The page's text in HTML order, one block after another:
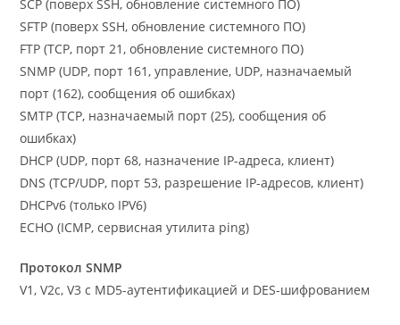
SCP (поверх SSH, обновление системного ПО)
SFTP (поверх SSH, обновление системного ПО)
FTP (TCP, порт 21, обновление системного ПО)
SNMP (UDP, порт 161, управление, UDP, назначаемый
порт (162), сообщения об ошибках)
SMTP (TCP, назначаемый порт (25), сообщения об
ошибках)
DHCP (UDP, порт 68, назначение IP-адреса, клиент)
DNS (TCP/UDP, порт 53, разрешение IP-адресов, клиент)
DHCPv6 (только IPV6)
ECHO (ICMP, сервисная утилита ping)
Протокол SNMP
V1, V2c, V3 с MD5-аутентификацией и DES-шифрованием